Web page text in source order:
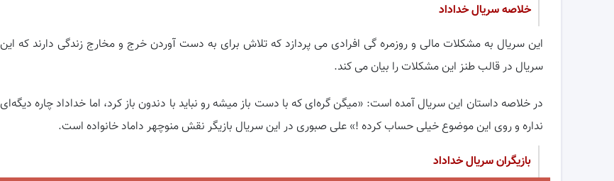
خلاصه سریال خداداد
این سریال به مشکلات مالی و روزمره گی افرادی می پردازد که تلاش برای به دست آوردن خرج و مخارج زندگی دارند که این
سریال در قالب طنز این مشکلات را بیان می کند.
در خلاصه داستان این سریال آمده است: «میگن گره‌ای که با دست باز میشه رو نباید با دندون باز کرد، اما خداداد چاره دیگه‌ای
نداره و روی این موضوع خیلی حساب کرده !» علی صبوری در این سریال بازیگر نقش منوچهر داماد خانواده است.
بازیگران سریال خداداد